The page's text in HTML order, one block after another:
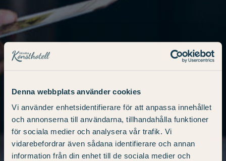
Denna webbplats använder cookies
Vi använder enhetsidentifierare för att anpassa innehållet
och annonserna till användarna, tillhandahålla funktioner
för sociala medier och analysera vår trafik. Vi
vidarebefordrar även sådana identifierare och annan
information från din enhet till de sociala medier och